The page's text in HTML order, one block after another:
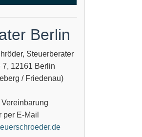
Berlin
Steuerberater
12161 Berlin
/ Friedenau)
per E-Mail